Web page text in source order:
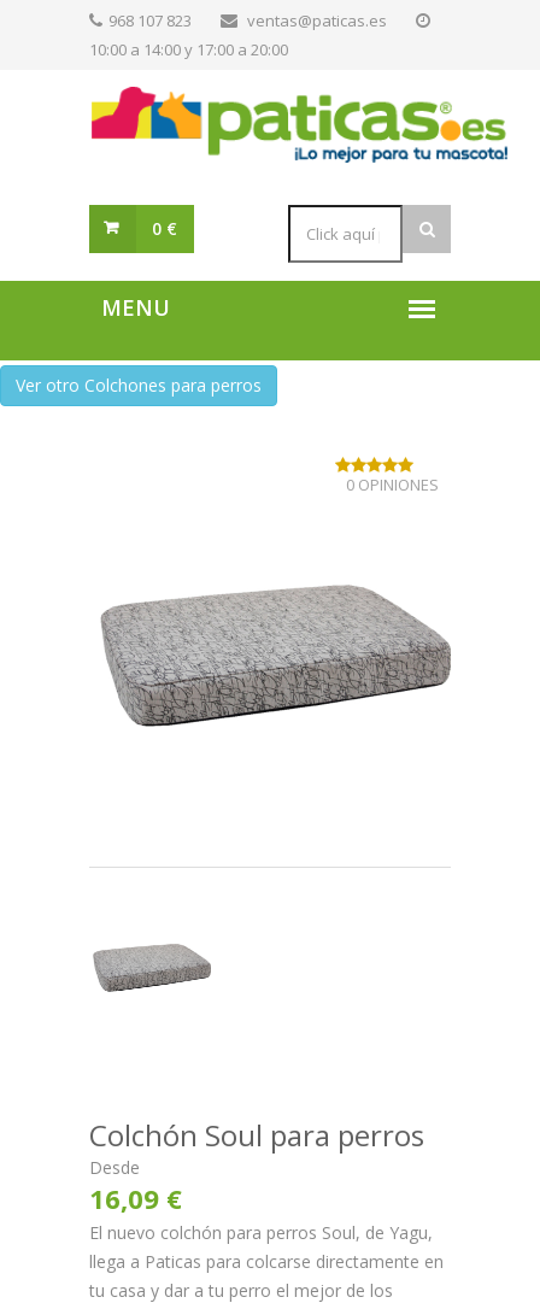
968 107 823
ventas@paticas.es
10:00 a 14:00 y 17:00 a 20:00
0 €
Ver otro Colchones para perros
Colchón Soul para perros
Desde
16,09 €
0 OPINIONES
El nuevo colchón para perros Soul, de Yagu,
llega a Paticas para colcarse directamente en
tu casa y dar a tu perro el mejor de los